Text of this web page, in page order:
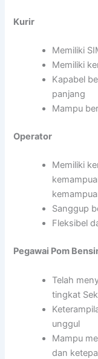
Kurir
Memiliki
Memiliki
Kapabel
panjang
Mampu
Operator
Memiliki
Sanggup
Fleksibel
Pegawai Pom
Telah
tingkat
unggul
Mampu
dan